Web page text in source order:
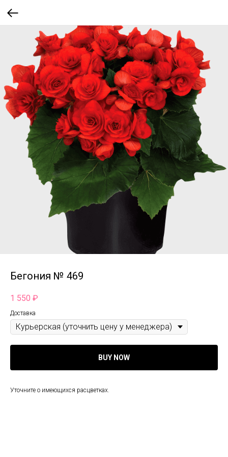
Бегония № 469
1 550 ₽
Доставка
BUY NOW
Уточните о имеющихся расцветках.